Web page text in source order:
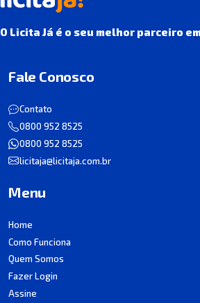
O Licita Já é o seu melhor parceiro
Fale Conosco
Contato
0800 952 8525
0800 952 8525
licitaja@licitaja.com.br
Menu
Home
Como Funciona
Quem Somos
Fazer Login
Assine